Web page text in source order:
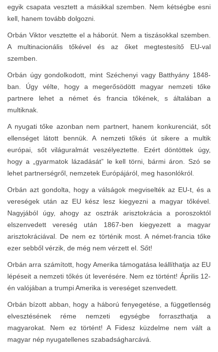
egyik csapata vesztett a másikkal szemben. Nem kétségbe esni
kell, hanem tovább dolgozni.
Orbán Viktor vesztette el a háborút. Nem a tiszásokkal szemben.
A multinacionális tőkével és az őket megtestesítő EU-val
szemben.
Orbán úgy gondolkodott, mint Széchenyi vagy Batthyány 1848-
ban. Úgy vélte, hogy a megerősödött magyar nemzeti tőke
partnere lehet a német és francia tőkének, s általában a
multiknak.
A nyugati tőke azonban nem partnert, hanem konkurenciát, sőt
ellenséget látott bennük. A nemzeti tőkés út sikere a multik
európai, sőt világuralmát veszélyeztette. Ezért döntöttek úgy,
hogy a „gyarmatok lázadását” le kell törni, bármi áron. Szó se
lehet partnerségről, nemzetek Európájáról, meg hasonlókról.
Orbán azt gondolta, hogy a válságok megviselték az EU-t, és a
vereségek után az EU kész lesz kiegyezni a magyar tőkével.
Nagyjából úgy, ahogy az osztrák arisztokrácia a poroszoktól
elszenvedett vereség után 1867-ben kiegyezett a magyar
arisztokráciával. De nem ez történik most. A német-francia tőke
ezer sebből vérzik, de még nem vérzett el. Sőt!
Orbán arra számított, hogy Amerika támogatása leállíthatja az EU
lépéseit a nemzeti tőkés út leverésére. Nem ez történt! Április 12-
én valójában a trumpi Amerika is vereséget szenvedett.
Orbán bízott abban, hogy a háború fenyegetése, a függetlenség
elvesztésének réme nemzeti egységbe forraszthatja a
magyarokat. Nem ez történt! A Fidesz küzdelme nem vált a
magyar nép nyugatellenes szabadságharcává.